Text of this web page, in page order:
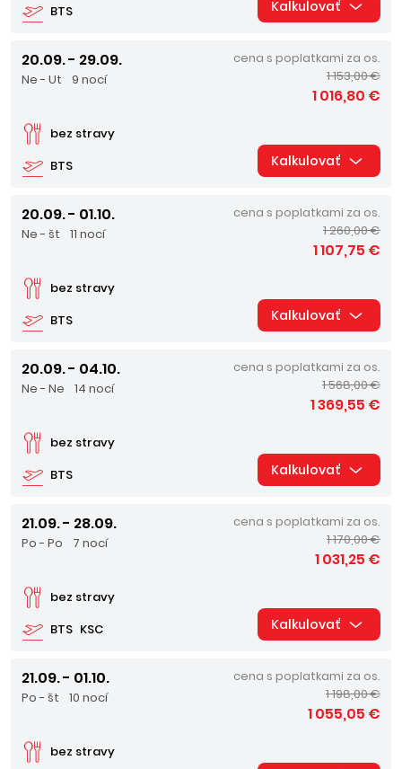
BTS Kalkulovať
20.09. - 29.09.
Ne - Ut 9 nocí
BTS
bez stravy
cena s poplatkami za os.
1 153,00 €
1 016,80 €
Kalkulovať
20.09. - 01.10.
Ne - št 11 nocí
BTS
bez stravy
cena s poplatkami za os.
1 260,00 €
1 107,75 €
Kalkulovať
20.09. - 04.10.
Ne - Ne 14 nocí
BTS
bez stravy
cena s poplatkami za os.
1 568,00 €
1 369,55 €
Kalkulovať
21.09. - 28.09.
Po - Po 7 nocí
BTS KSC
bez stravy
cena s poplatkami za os.
1 170,00 €
1 031,25 €
Kalkulovať
21.09. - 01.10.
Po - št 10 nocí
bez stravy
cena s poplatkami za os.
1 198,00 €
1 055,05 €